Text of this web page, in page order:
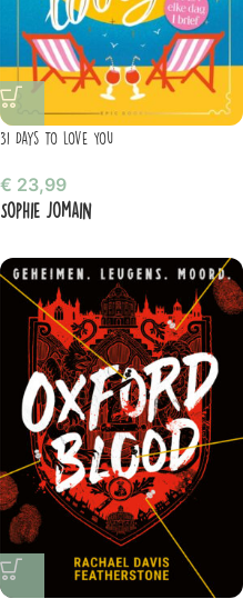
31 Days To Love You
€ 23,99
Sophie Jomain